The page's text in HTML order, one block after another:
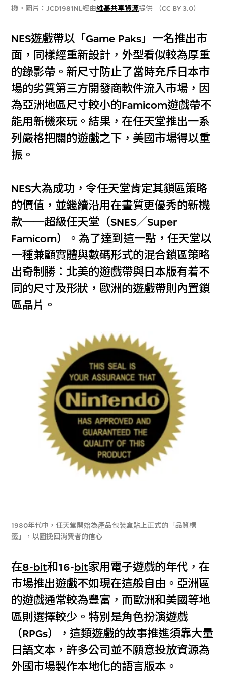
機。圖片：JCD1981NL經由維基共享資源提供 （CC BY 3.0）
NES遊戲帶以「Game Paks」一名推出市
面，同樣經重新設計，外型看似較為厚重
的錄影帶。新尺寸防止了當時充斥日本市
場的劣質第三方開發商軟件流入市場，因
為亞洲地區尺寸較小的Famicom遊戲帶不
能用新機來玩。結果，在任天堂推出一系
列嚴格把關的遊戲之下，美國市場得以重
振。
NES大為成功，令任天堂肯定其鎖區策略
的價值，並繼續沿用在畫質更優秀的新機
款──超級任天堂（SNES／Super
Famicom）。為了達到這一點，任天堂以
一種兼顧實體與數碼形式的混合鎖區策略
出奇制勝：北美的遊戲帶與日本版有着不
同的尺寸及形狀，歐洲的遊戲帶則內置鎖
區晶片。
1980年代中，任天堂開始為產品包裝盒貼上正式的「品質標
籤」，以圖挽回消費者的信心
在8-bit和16-bit家用電子遊戲的年代，在
市場推出遊戲不如現在這般自由。亞洲區
的遊戲通常較為豐富，而歐洲和美國等地
區則選擇較少。特別是角色扮演遊戲
（RPGs），這類遊戲的故事推進須靠大量
日語文本，許多公司並不願意投放資源為
外國市場製作本地化的語言版本。